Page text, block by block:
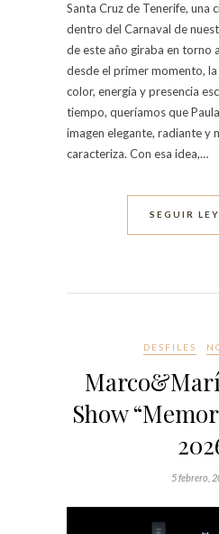
Santa Cruz de Tenerife, una
dentro del Carnaval de
de este año giraba en torno
desde el primer momento,
color, energía y presencia
tiempo, queríamos que
imagen elegante, radiante y
caracteriza. Con esa idea,…
SEGUIR
DESFILES
Show
5 febrero,